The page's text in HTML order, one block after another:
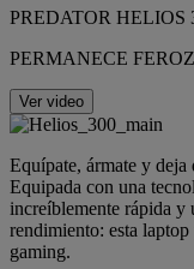
PREDATOR HELIOS
PERMANECE FEROZ
Ver video
Equípate, ármate y
Equipada con una
increíblemente rápida y
rendimiento: esta
gaming.